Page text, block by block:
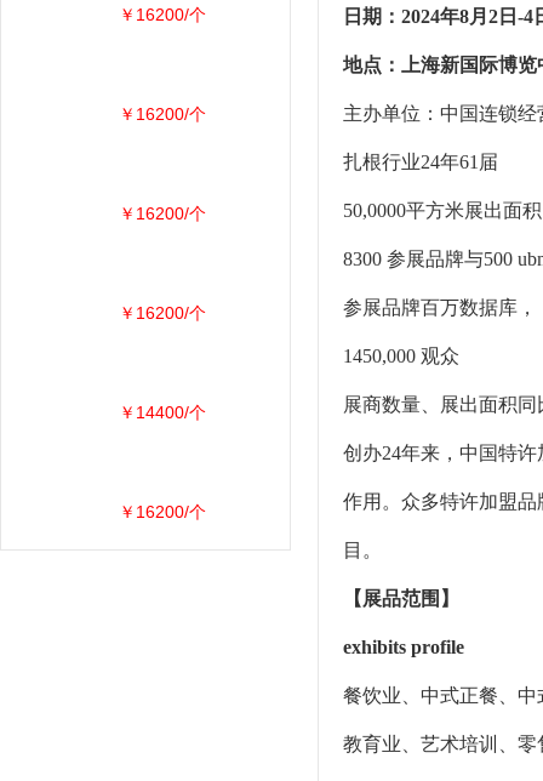
日期：2024年8月2日-4
地点：上海新国际博览
主办单位：中国连锁
扎根行业24年61届
50,0000平方米展出面积
8300 参展品牌与500
参展品牌百万数据库，
1450,000 观众
展商数量、展出面积同
创办24年来，中国特
作用。众多特许加盟
目。
【展品范围】
exhibits profile
餐饮业、中式正餐、
教育业、艺术培训、
￥16200/个
￥16200/个
￥16200/个
￥16200/个
￥14400/个
￥16200/个